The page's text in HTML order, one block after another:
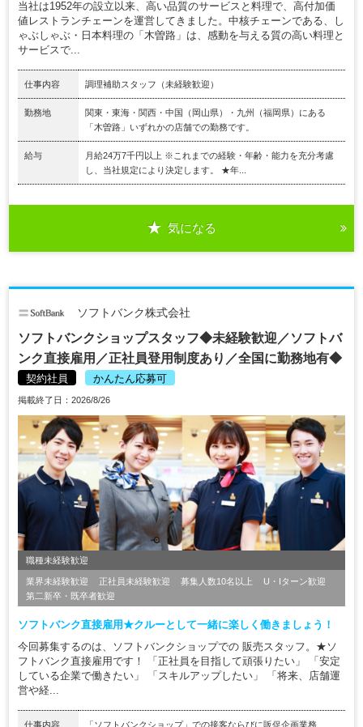
当社は1952年の設立以来、高い品質のサービスと料理で、高付加価
値レストランチェーンを運営してきました。中核チェーンである、し
ゃぶしゃぶ・日本料理の「木曽路」は、感動を与える質の高い料理と
サービスで...
仕事内容 調理補助スタッフ（未経験歓迎）
勤務地
関東・東海・関西・中国（岡山県）・九州（福岡県）にある
「木曽路」いずれかの店舗での勤務です。
給与
月給24万7千円以上 ※これまでの経験・年齢・能力を充分考慮
し、当社規定により決定します。 ★年...
気になる
ソフトバンク株式会社
ソフトバンクショップスタッフ◆未経験歓迎／ソフトバ
ンク直接雇用／正社員登用制度あり／全国に勤務地有◆
契約社員 かんたん応募可
掲載終了日：2026/8/26
職種未経験歓迎
業界未経験歓迎 正社員未経験歓迎 募集人数10名以上
U・Iターン歓迎
第二新卒・既卒者歓迎
ソフトバンク直接雇用★クルーとして一緒に楽しく働きましょう！
今回募集するのは、ソフトバンクショップでの 販売スタッフ。★ソ
フトバンク直接雇用です！ 「正社員を目指して頑張りたい」 「安定
している企業で働きたい」 「スキルアップしたい」 「将来、店舗運
営や経...
仕事内容 「ソフトバンクショップ」での接客ならびに販促企画業務